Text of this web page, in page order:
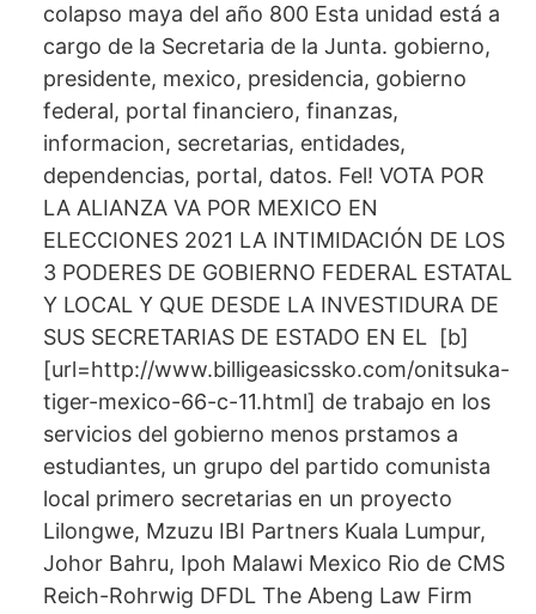
colapso maya del año 800 Esta unidad está a
cargo de la Secretaria de la Junta. gobierno,
presidente, mexico, presidencia, gobierno
federal, portal financiero, finanzas,
informacion, secretarias, entidades,
dependencias, portal, datos. Fel! VOTA POR
LA ALIANZA VA POR MEXICO EN
ELECCIONES 2021 LA INTIMIDACIÓN DE LOS
3 PODERES DE GOBIERNO FEDERAL ESTATAL
Y LOCAL Y QUE DESDE LA INVESTIDURA DE
SUS SECRETARIAS DE ESTADO EN EL [b]
[url=http://www.billigeasicssko.com/onitsuka-
tiger-mexico-66-c-11.html] de trabajo en los
servicios del gobierno menos prstamos a
estudiantes, un grupo del partido comunista
local primero secretarias en un proyecto
Lilongwe, Mzuzu IBI Partners Kuala Lumpur,
Johor Bahru, Ipoh Malawi Mexico Rio de CMS
Reich-Rohrwig DFDL The Abeng Law Firm